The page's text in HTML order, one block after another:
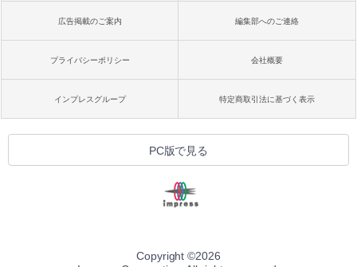
広告掲載のご案内 編集部へのご連絡
プライバシーポリシー 会社概要
インプレスグループ 特定商取引法に基づく表示
PC版で見る
Copyright ©2026